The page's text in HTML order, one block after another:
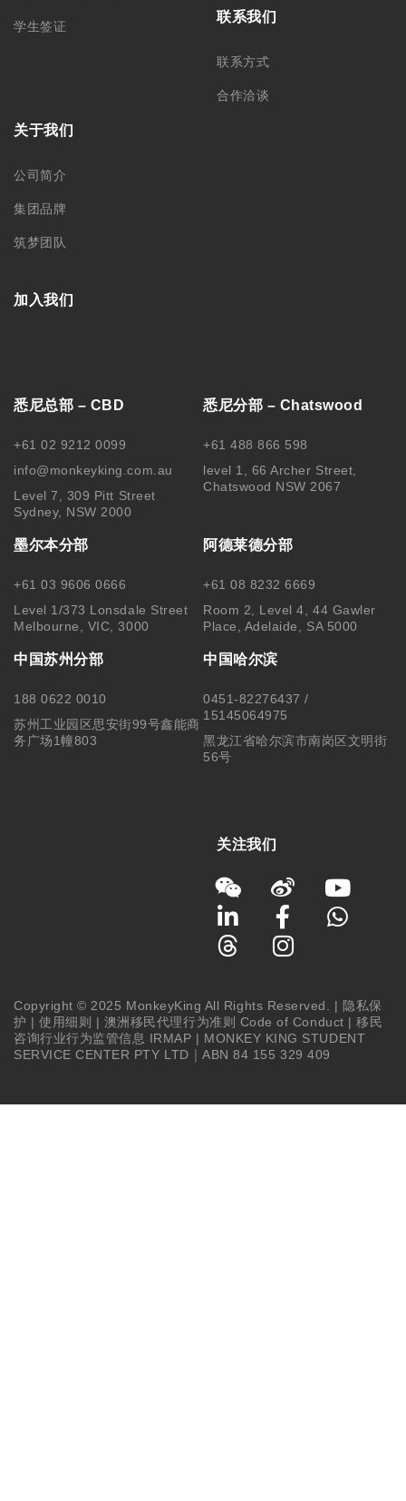
学生签证
联系我们
联系方式
合作洽谈
关于我们
公司简介
集团品牌
筑梦团队
加入我们
悉尼总部 – CBD
+61 02 9212 0099
info@monkeyking.com.au
Level 7, 309 Pitt Street
Sydney, NSW 2000
悉尼分部 – Chatswood
+61 488 866 598
level 1, 66 Archer Street,
Chatswood NSW 2067
墨尔本分部
+61 03 9606 0666
Level 1/373 Lonsdale Street
Melbourne, VIC, 3000
阿德莱德分部
+61 08 8232 6669
Room 2, Level 4, 44 Gawler
Place, Adelaide, SA 5000
中国苏州分部
188 0622 0010
苏州工业园区思安街99号鑫能商
务广场1幢803
中国哈尔滨
0451-82276437 /
15145064975
黑龙江省哈尔滨市南岗区文明街
56号
关注我们
Copyright © 2025 MonkeyKing All Rights Reserved. | 隐私保
护 |使用细则 | 澳洲移民代理行为准则 Code of Conduct |移民
咨询行业行为监管信息 IRMAP | MONKEY KING STUDENT
SERVICE CENTER PTY LTD｜ABN 84 155 329 409